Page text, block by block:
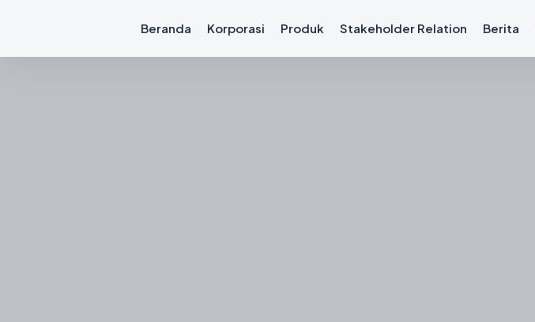
Beranda Korporasi Produk Stakeholder Relation Berita